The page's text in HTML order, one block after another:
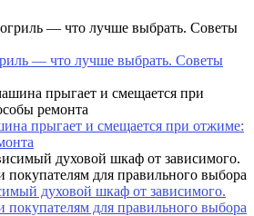
— что лучше выбрать. Советы
прыгает и смещается при отжиме:
духовой шкаф от зависимого.
для правильного выбора